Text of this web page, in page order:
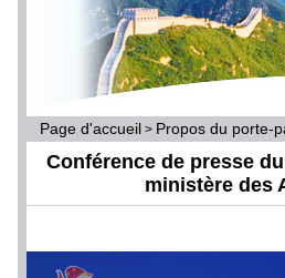
Page d'accueil > Propos du porte-
Conférence de presse
ministère des